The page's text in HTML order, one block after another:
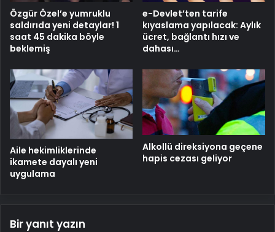
Özgür Özel’e yumruklu
saldırıda yeni detaylar! 1
saat 45 dakika böyle
beklemiş
e-Devlet’ten tarife
kıyaslama yapılacak: Aylık
ücret, bağlantı hızı ve
dahası…
Aile hekimliklerinde
ikamete dayalı yeni
uygulama
Alkollü direksiyona geçene
hapis cezası geliyor
Bir yanıt yazın